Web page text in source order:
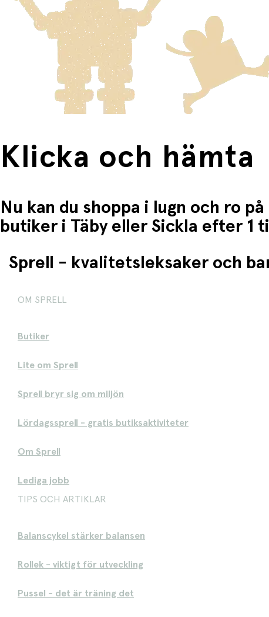
Fri frakt när du handlar för mer än 1500:-
Klicka och hämta
Nu kan du shoppa i lugn och ro
butiker i Täby eller Sickla efter 1
Sprell - kvalitetsleksaker och
OM SPRELL
Butiker
Lite om Sprell
Sprell bryr sig om miljön
Lördagssprell - gratis butiksaktiviteter
Om Sprell
Lediga jobb
TIPS OCH ARTIKLAR
Balanscykel stärker balansen
Rollek - viktigt för utveckling
Pussel - det är träning det